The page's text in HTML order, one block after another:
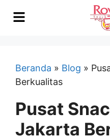
Beranda » Blog »
Berkualitas
Pusat
Jakarta